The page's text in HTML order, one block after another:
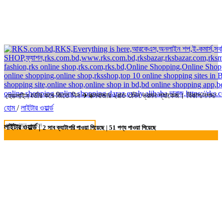
হেডলাইন
অর্ডার করে জিতে নিন ✈কক্সবাজার ২রাত ৩দিন ভ্রমন প্যাকেজ। বিকাশ/নগদ/
হোম/লাইটার ওয়ার্ল্ড
লাইটার ওয়ার্ল্ড |2সাব ক্যাটাগরি পাওয়া গিয়েছে | 51 পণ্য পাওয়া গিয়েছে